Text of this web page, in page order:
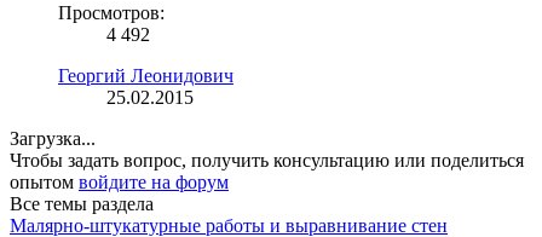
Просмотров:
4 492
Георгий Леонидович
25.02.2015
Загрузка...
Чтобы задать вопрос, получить консультацию или поделиться
опытом войдите на форум
Все темы раздела
Малярно-штукатурные работы и выравнивание стен